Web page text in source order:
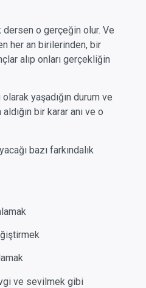
dersen o gerçeğin olur. Ve
her an birilerinden, bir
alıp onları gerçekliğin
yaşadığın durum ve
bir karar anı ve o
bazı farkındalık
ve sevilmek gibi